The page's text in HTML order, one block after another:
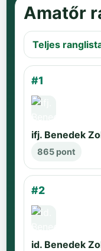
Amatőr
Teljes
#1
ifj. Benedek
865 pont
#2
id. Benedek